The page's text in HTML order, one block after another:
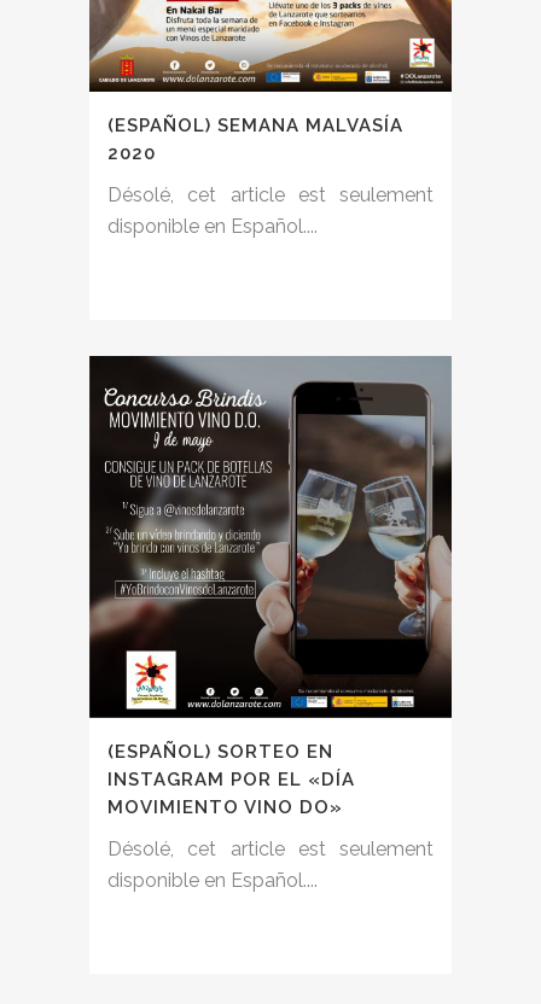
(ESPAÑOL) SEMANA MALVASÍA
2020
Désolé, cet article est seulement
disponible en Español....
(ESPAÑOL) SORTEO EN
INSTAGRAM POR EL «DÍA
MOVIMIENTO VINO DO»
Désolé, cet article est seulement
disponible en Español....